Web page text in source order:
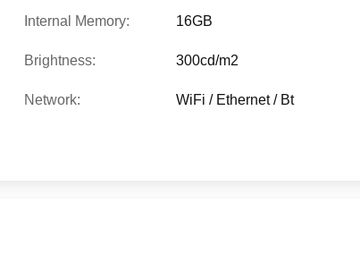
Internal Memory: 16GB
Brightness: 300cd/m2
Network: WiFi / Ethernet / Bt